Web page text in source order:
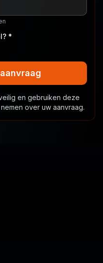
*
en gebruiken deze
over uw aanvraag.